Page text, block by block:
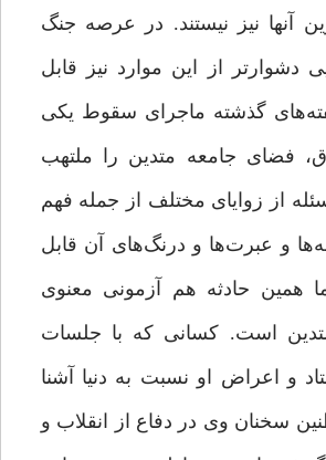
آنها نیز نیستند. در عرصه جنگ
دشوارتر از این موارد نیز قابل
گذشته ماجرای سقوط یکی
فضای جامعه متدین را ملتهب
از زوایای مختلف از جمله فهم
و عبرت‌ها و درنگ‌های آن قابل
همین حادثه هم آزمونی معنوی
است. کسانی که با جلسات
و اعراض او نسبت به دنیا آشنا
سخنان وی در دفاع از انقلاب و